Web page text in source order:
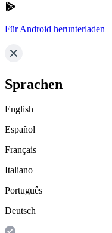
Für Android herunterladen
Sprachen
English
Español
Français
Italiano
Português
Deutsch